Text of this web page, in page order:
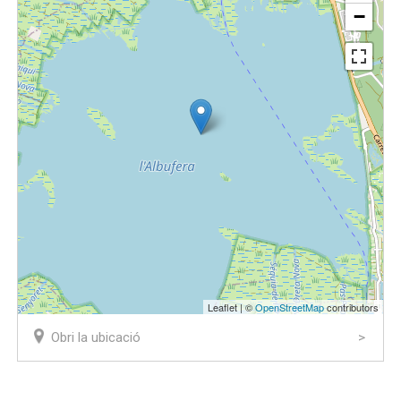
−
Leaflet | ©OpenStreetMapcontributors
Obri la ubicació